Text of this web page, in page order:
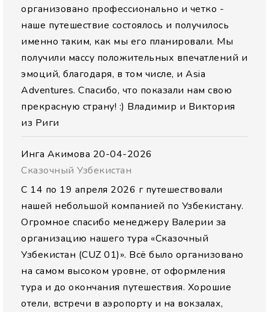
организовано профессионально и четко -
наше путешествие состоялось и получилось
именно таким, как мы его планировали. Мы
получили массу положительных впечатлений и
эмоций, благодаря, в том числе, и Asia
Adventures. Спасибо, что показали нам свою
прекрасную страну! :) Владимир и Виктория
из Риги
Инга Акимова 20-04-2026
Сказочный Узбекистан
С 14 по 19 апреля 2026 г путешествовали
нашей небольшой компанией по Узбекистану.
Огромное спасибо менеджеру Валерии за
организацию нашего тура «Сказочный
Узбекистан (CUZ 01)». Всё было организовано
на самом высоком уровне, от оформления
тура и до окончания путешествия. Хорошие
отели, встречи в аэропорту и на вокзалах,